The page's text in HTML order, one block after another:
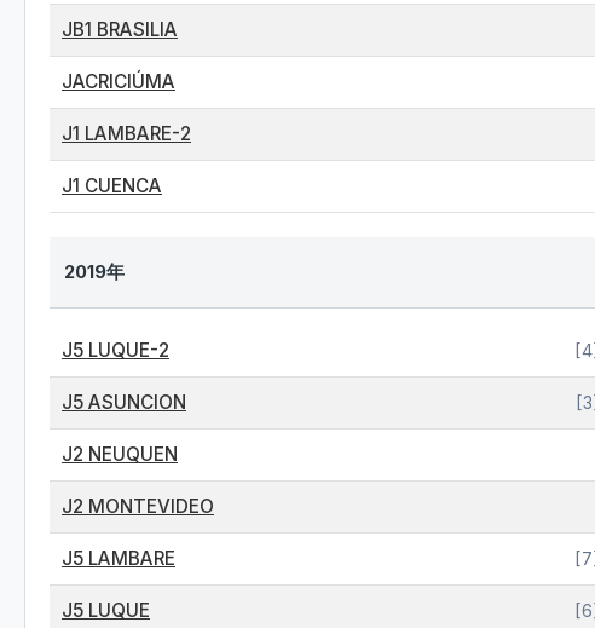
JB1 BRASILIA
JACRICIÚMA
J1 LAMBARE-2
J1 CUENCA
2019年
J5 LUQUE-2 [4]
J5 ASUNCION [3]
J2 NEUQUEN
J2 MONTEVIDEO
J5 LAMBARE [7]
J5 LUQUE [6]